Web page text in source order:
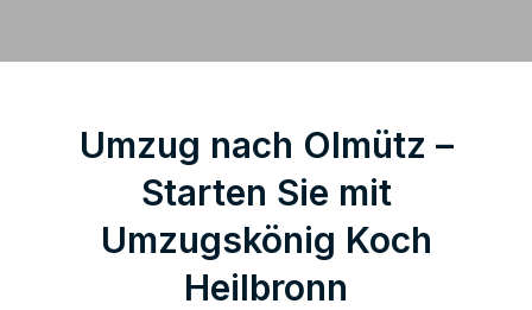
Umzug nach Olmütz –
Starten Sie mit
Umzugskönig Koch
Heilbronn